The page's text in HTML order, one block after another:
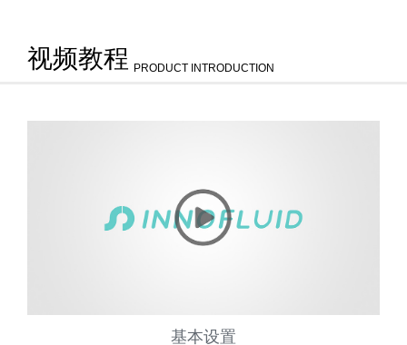
视频教程 PRODUCT INTRODUCTION
基本设置